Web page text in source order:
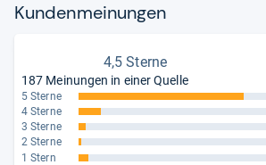
Kun­den­mei­nun­gen
4,5 Sterne
187 Meinungen in einer Quelle
5 Sterne
4 Sterne
3 Sterne
2 Sterne
1 Stern